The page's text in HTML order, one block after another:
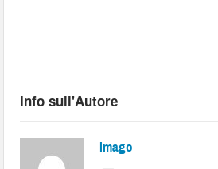
Info sull'Autore
imago